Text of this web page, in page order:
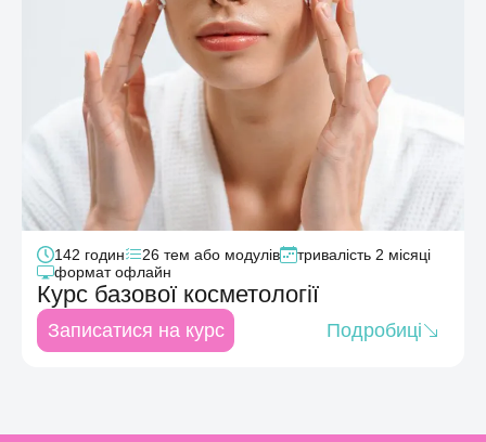
142 годин 26тем або модулів тривалість 2 місяці
формат офлайн
Курс базовоï косметології
Записатися на курс Подробиці